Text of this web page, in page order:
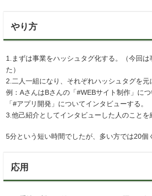
やり方
1.まずは事業をハッシュタグ化する。（今回
た）
2.二人一組になり、それぞれハッシュタグを元
例：AさんはBさんの「#WEBサイト制作」に
「#アプリ開発」についてインタビューする。
3.他己紹介としてインタビューした人のことを
5分という短い時間でしたが、多い方では20個
応用